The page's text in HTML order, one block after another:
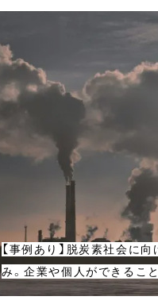
【事例あり】脱炭素社会に
み。企業や個人ができるこ